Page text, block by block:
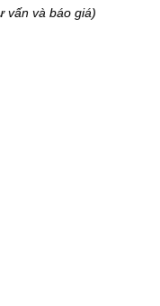
vấn và báo giá)